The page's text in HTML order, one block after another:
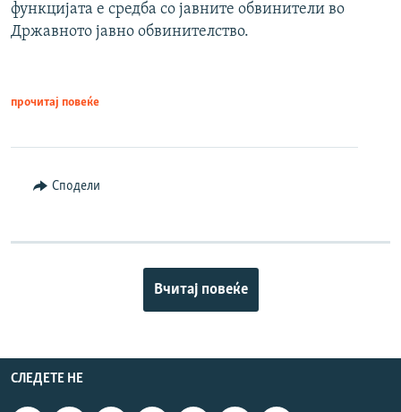
функцијата е средба со јавните обвинители во
Државното јавно обвинителство.
прочитај повеќе
Сподели
Вчитај повеќе
СЛЕДЕТЕ НЕ